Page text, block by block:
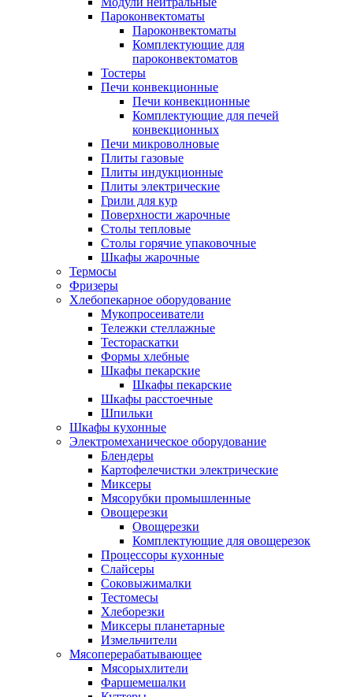
Пароконвектоматы
Пароконвектоматы
Комплектующие для
пароконвектоматов
Тостеры
Печи конвекционные
Печи конвекционные
Комплектующие для печей
конвекционных
Печи микроволновые
Плиты газовые
Плиты индукционные
Плиты электрические
Грили для кур
Поверхности жарочные
Столы тепловые
Столы горячие упаковочные
Шкафы жарочные
Термосы
Фризеры
Хлебопекарное оборудование
Мукопросеиватели
Тележки стеллажные
Тестораскатки
Формы хлебные
Шкафы пекарские
Шкафы пекарские
Шкафы расстоечные
Шпильки
Шкафы кухонные
Электромеханическое оборудование
Блендеры
Картофелечистки электрические
Миксеры
Мясорубки промышленные
Овощерезки
Овощерезки
Комплектующие для овощерезок
Процессоры кухонные
Слайсеры
Соковыжималки
Тестомесы
Хлеборезки
Миксеры планетарные
Измельчители
Мясоперерабатывающее
Мясорыхлители
Фаршемешалки